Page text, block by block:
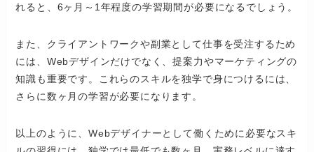
れると、6ヶ月～1年程度の学習期間が必要になるでしょう。
また、クライアントワークや副業として仕事を受注するため
には、Webデザインだけでなく、提案力やマーケティングの
知識も重要です。これらのスキルを独学で身につけるには、
さらに数ヶ月の学習が必要になります。
以上のように、Webデザイナーとして働くために必要なスキ